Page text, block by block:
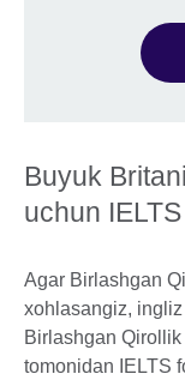
Buyuk
uchun
Agar Birlashgan
xohlasangiz,
Birlashgan
tomonidan IELTS